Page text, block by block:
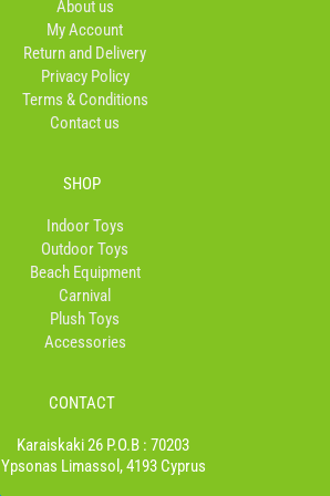
f
a
m
About us
My Account
Return and Delivery
Privacy Policy
Terms & Conditions
Contact us
SHOP
Indoor Toys
Outdoor Toys
Beach Equipment
Carnival
Plush Toys
Accessories
CONTACT
Karaiskaki 26 P.O.B : 70203
Ypsonas Limassol, 4193 Cyprus